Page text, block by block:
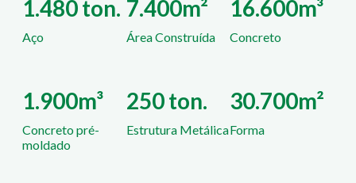
1.480 ton.
Aço
7.400m²
Área Construída
16.600m³
Concreto
1.900m³
Concreto pré-
moldado
250 ton.
Estrutura Metálica
30.700m²
Forma